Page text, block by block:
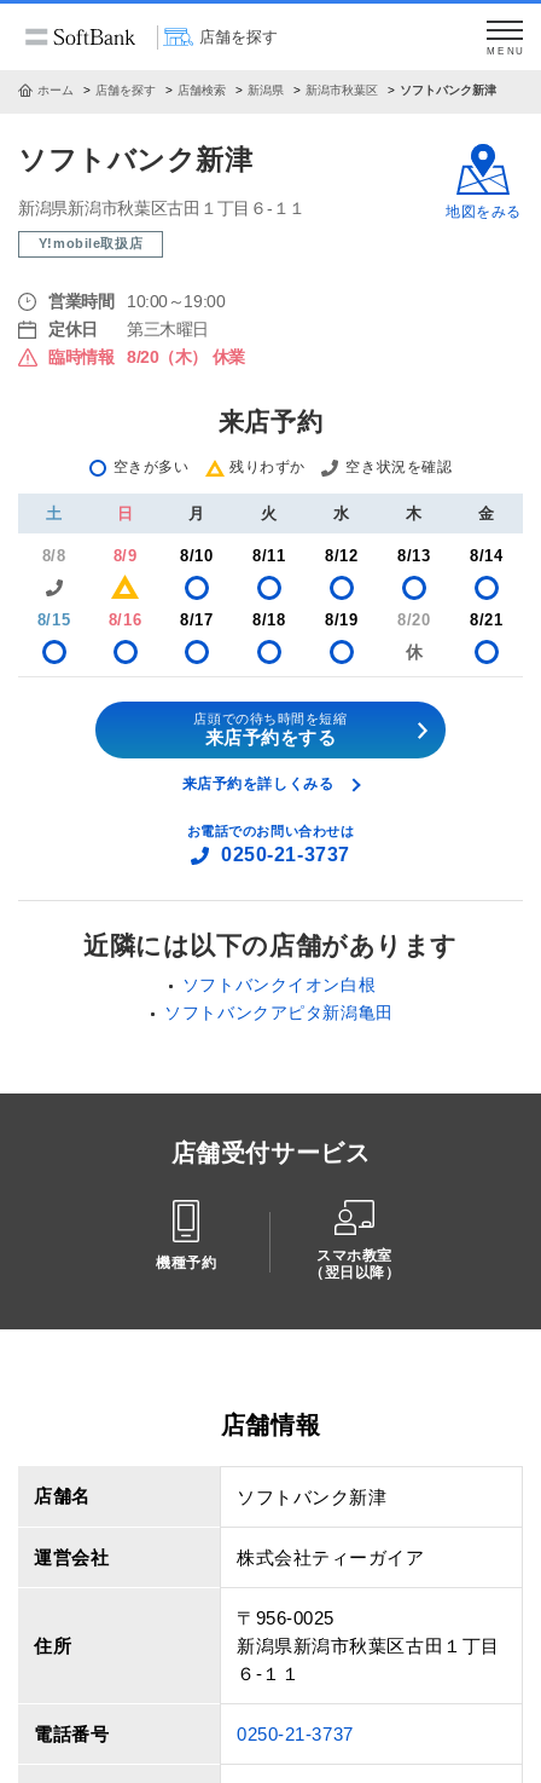
店舗を探す
MENU
ホーム 店舗を探す 店舗検索 新潟県 新潟市秋葉区 ソフトバンク新津
ソフトバンク新津
新潟県新潟市秋葉区古田１丁目６‐１１
Y!mobile取扱店
営業時間
10:00～19:00
定休日
第三木曜日
臨時情報
8/20（木） 休業
地図をみる
来店予約
空きが多い 残りわずか 空き状況を確認
土 日 月 火 水 木 金
8/8 8/9 8/10 8/11 8/12 8/13 8/14
8/15 8/16 8/17 8/18 8/19 8/20 8/21
店頭での待ち時間を短縮
来店予約をする
来店予約を詳しくみる
お電話でのお問い合わせは
0250-21-3737
近隣には以下の店舗があります
ソフトバンクイオン白根
ソフトバンクアピタ新潟亀田
店舗受付サービス
機種予約
スマホ教室
（翌日以降）
店舗情報
店舗名 ソフトバンク新津
運営会社 株式会社ティーガイア
住所
〒956-0025
新潟県新潟市秋葉区古田１丁目
６‐１１
電話番号 0250-21-3737